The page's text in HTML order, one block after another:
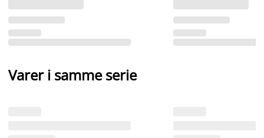
Varer i samme serie